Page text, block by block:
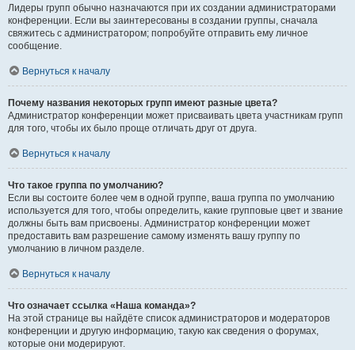
Лидеры групп обычно назначаются при их создании администраторами
конференции. Если вы заинтересованы в создании группы, сначала
свяжитесь с администратором; попробуйте отправить ему личное
сообщение.
Вернуться к началу
Почему названия некоторых групп имеют разные цвета?
Администратор конференции может присваивать цвета участникам групп
для того, чтобы их было проще отличать друг от друга.
Вернуться к началу
Что такое группа по умолчанию?
Если вы состоите более чем в одной группе, ваша группа по умолчанию
используется для того, чтобы определить, какие групповые цвет и звание
должны быть вам присвоены. Администратор конференции может
предоставить вам разрешение самому изменять вашу группу по
умолчанию в личном разделе.
Вернуться к началу
Что означает ссылка «Наша команда»?
На этой странице вы найдёте список администраторов и модераторов
конференции и другую информацию, такую как сведения о форумах,
которые они модерируют.